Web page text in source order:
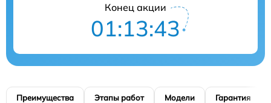
Конец акции
01:13:42
Преимущества Этапы работ Модели Гарантия